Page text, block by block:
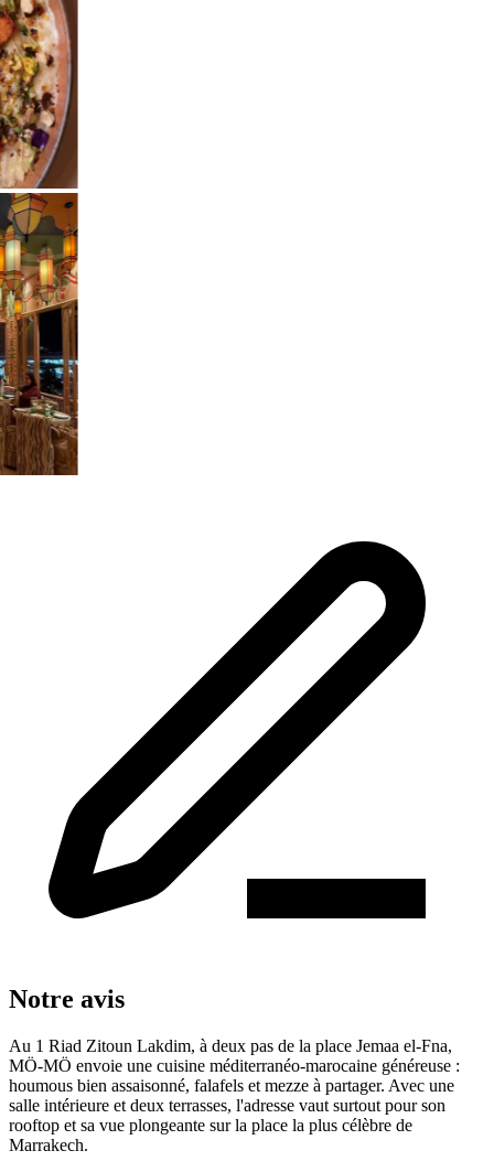
Notre avis
Au 1 Riad Zitoun Lakdim, à deux pas de la place Jemaa el-Fna,
MÖ-MÖ envoie une cuisine méditerranéo-marocaine généreuse :
houmous bien assaisonné, falafels et mezze à partager. Avec une
salle intérieure et deux terrasses, l'adresse vaut surtout pour son
rooftop et sa vue plongeante sur la place la plus célèbre de
Marrakech.